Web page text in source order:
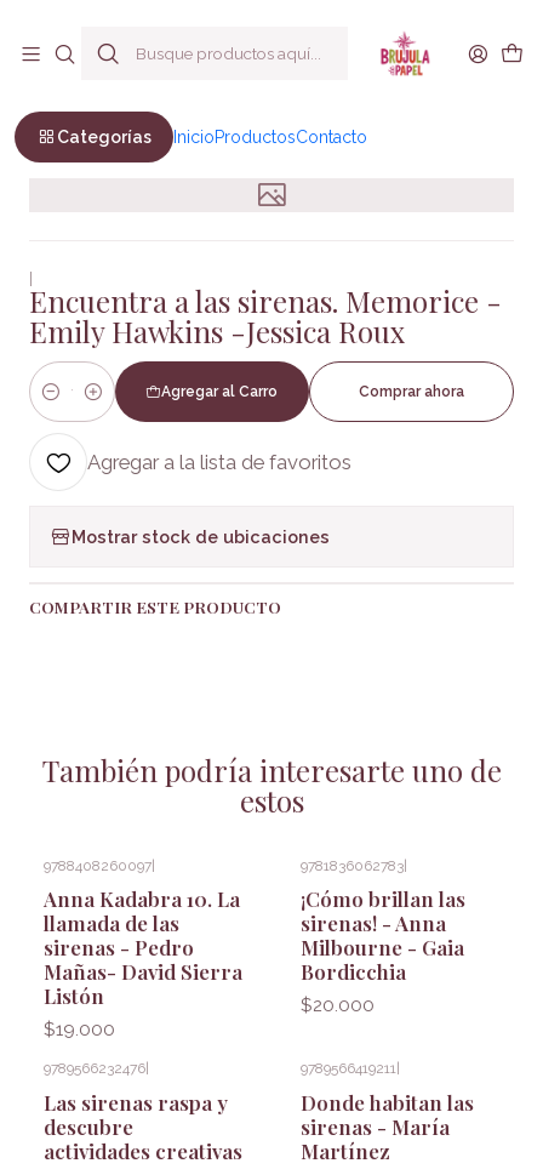
Categorías InicioProductosContacto
|
Encuentra a las sirenas. Memorice -
Emily Hawkins -Jessica Roux
Cantidad
Agregar al Carro Comprar ahora
Agregar a la lista de favoritos
Mostrar stock de ubicaciones
COMPARTIR ESTE PRODUCTO
También podría interesarte uno de
estos
9788408260097
Anna Kadabra 10. La
llamada de las
sirenas - Pedro
Mañas- David Sierra
Listón
$19.000
9781836062783
¡Cómo brillan las
sirenas! - Anna
Milbourne - Gaia
Bordicchia
$20.000
9789566232476
Las sirenas raspa y
descubre
actividades creativas
9789566419211
Donde habitan las
sirenas - María
Martínez